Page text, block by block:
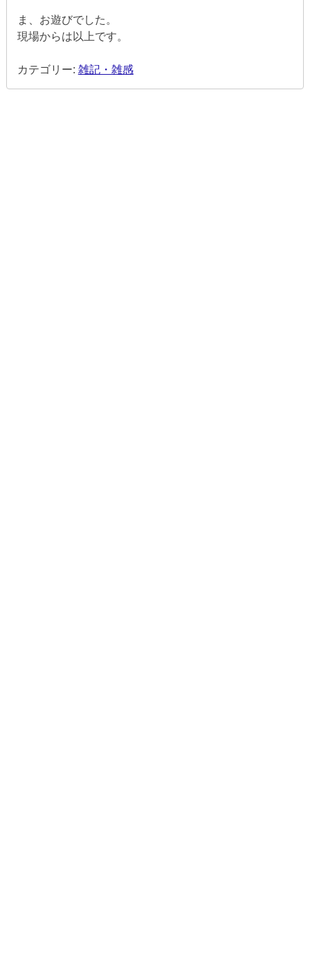
ま、お遊びでした。
現場からは以上です。
カテゴリー: 雑記・雑感